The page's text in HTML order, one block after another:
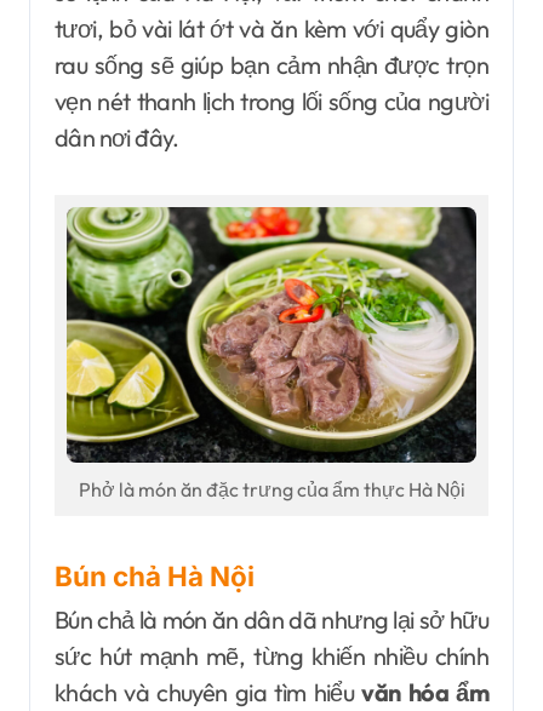
tươi, bỏ vài lát ớt và ăn kèm với quẩy giòn
rau sống sẽ giúp bạn cảm nhận được trọn
vẹn nét thanh lịch trong lối sống của người
dân nơi đây.
Phở là món ăn đặc trưng của ẩm thực Hà Nội
Bún chả Hà Nội
Bún chả là món ăn dân dã nhưng lại sở hữu
sức hút mạnh mẽ, từng khiến nhiều chính
khách và chuyên gia tìm hiểuvăn hóa ẩm